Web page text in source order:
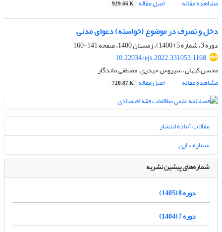
مشاهده مقاله
اصل مقاله 929.66 K
دخل و تصرف در موضوع (خواسته) دعوای مدنی
دوره 3، شماره 5 ( 1400)، زمستان 1400، صفحه
141-160
10.22034/ejs.2022.331053.1168
محسن کیهان، سیروس حیدری، مصطفی ماندگار
مشاهده مقاله
اصل مقاله 720.87 K
مقالات آماده انتشار
شماره جاری
شماره‌های پیشین نشریه
دوره 8 (1405)
دوره 7 (1404)